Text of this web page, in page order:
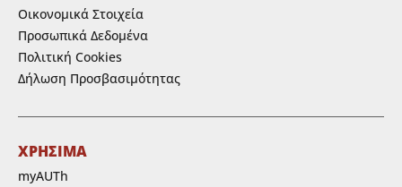
Οικονομικά Στοιχεία
Προσωπικά Δεδομένα
Πολιτική Cookies
Δήλωση Προσβασιμότητας
ΧΡΗΣΙΜΑ
myAUTh